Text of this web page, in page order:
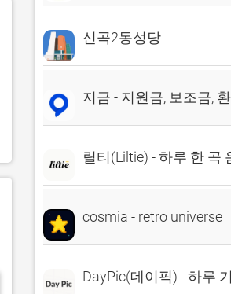
신곡2동성당
지금 - 지원금, 보조금,
릴티(Liltie) - 하루 한 곡
cosmia - retro universe
DayPic(데이픽) - 하루